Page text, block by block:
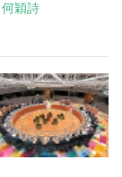
何穎詩